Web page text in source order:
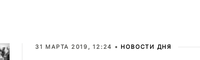
31 МАРТА 2019, 12:24 • НОВОСТИ ДНЯ